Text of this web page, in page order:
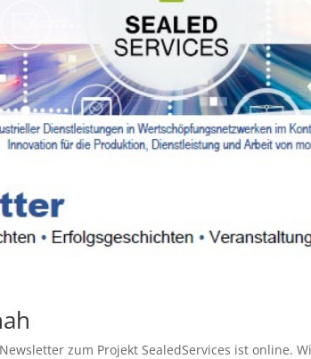
zum Projekt SealedServices ist online.